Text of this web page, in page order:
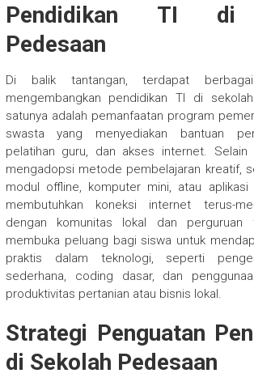
Pendidikan TI di
Pedesaan
Di balik tantangan, terdapat
mengembangkan pendidikan TI di
satunya adalah pemanfaatan program
swasta yang menyediakan bantuan
pelatihan guru, dan akses internet.
mengadopsi metode pembelajaran kreatif,
modul offline, komputer mini, atau
membutuhkan koneksi internet terus-
dengan komunitas lokal dan
membuka peluang bagi siswa untuk
praktis dalam teknologi, seperti
sederhana, coding dasar, dan
produktivitas pertanian atau bisnis lokal.
Strategi Penguatan
di Sekolah Pedesaan